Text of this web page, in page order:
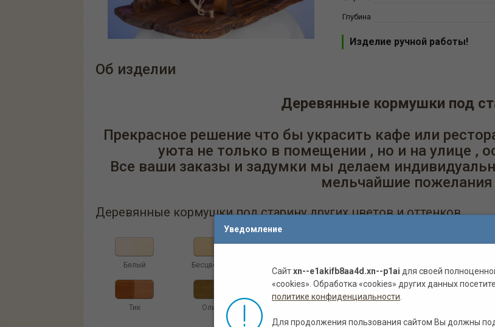
Глубина
Изделие ручной работы!
Об изделии
Деревянные кормушки под
Прекрасное решение что бы украсить кафе или
уюта не только в помещении , но и на улице ,
Все ваши заказы и задумки мы делаем
мельчайшие пожелания
Деревянные кормушки под старину других цветов и оттенков
Белый Бесцветный
Тик Олива
Уведомление
Сайтxn--e1akifb8aa4d.xn--p1ai для своей
«cookies». Обработка «cookies» других данных
политике конфиденциальности
Для продолжения пользования сайтом Вы должны